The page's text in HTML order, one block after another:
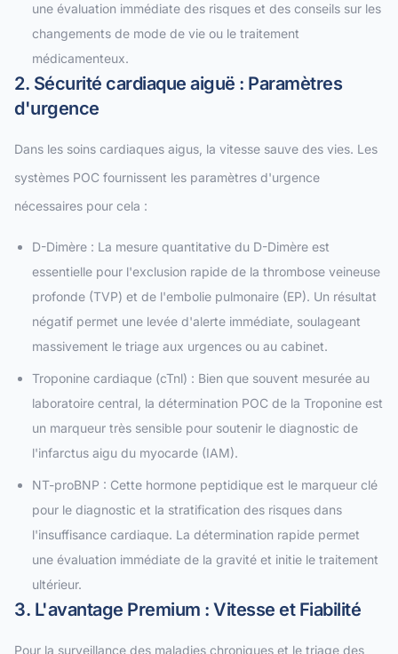
une évaluation immédiate des risques et des conseils sur les
changements de mode de vie ou le traitement
médicamenteux.
2. Sécurité cardiaque aiguë : Paramètres
d'urgence
Dans les soins cardiaques aigus, la vitesse sauve des vies. Les
systèmes POC fournissent les paramètres d'urgence
nécessaires pour cela :
D-Dimère : La mesure quantitative du D-Dimère est
essentielle pour l'exclusion rapide de la thrombose veineuse
profonde (TVP) et de l'embolie pulmonaire (EP). Un résultat
négatif permet une levée d'alerte immédiate, soulageant
massivement le triage aux urgences ou au cabinet.
Troponine cardiaque (cTnl) : Bien que souvent mesurée au
laboratoire central, la détermination POC de la Troponine est
un marqueur très sensible pour soutenir le diagnostic de
l'infarctus aigu du myocarde (IAM).
NT-proBNP : Cette hormone peptidique est le marqueur clé
pour le diagnostic et la stratification des risques dans
l'insuffisance cardiaque. La détermination rapide permet
une évaluation immédiate de la gravité et initie le traitement
ultérieur.
3. L'avantage Premium : Vitesse et Fiabilité
Pour la surveillance des maladies chroniques et le triage des